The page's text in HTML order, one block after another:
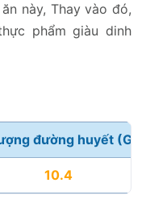
này, Thay vào đó,
phẩm giàu dinh
đường huyết (GL)
10.4